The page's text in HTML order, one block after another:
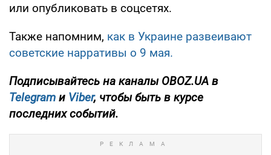
или опубликовать в соцсетях.
Также напомним, как в Украине развеивают
советские нарративы о 9 мая.
Подписывайтесь на каналы OBOZ.UA в
Telegram и Viber, чтобы быть в курсе
последних событий.